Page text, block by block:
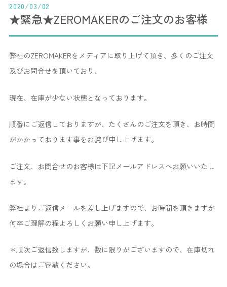
2020/03/02
★緊急★ZEROMAKERのご注文のお客様
弊社のZEROMAKERをメディアに取り上げて頂き、多くのご注文
及びお問合せを頂いており、
現在、在庫が少ない状態となっております。
順番にご返信しておりますが、たくさんのご注文を頂き、お時間
がかかっております事をお詫び申し上げます。
ご注文、お問合せのお客様は下記メールアドレスへお願いいたし
ます。
弊社よりご返信メールを差し上げますので、お時間を頂きますが
何卒ご理解の程よろしくお願い申し上げます。
＊順次ご返信致しますが、数に限りがございますので、在庫切れ
の場合はご容赦ください。